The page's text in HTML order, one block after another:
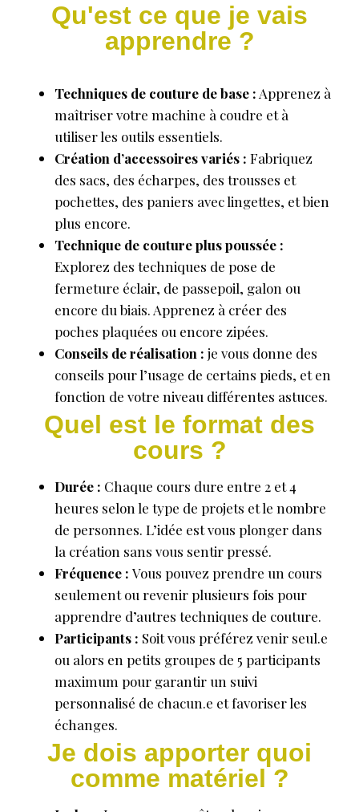
Qu'est ce que je vais
apprendre ?
Techniques de couture de base : Apprenez à
maîtriser votre machine à coudre et à
utiliser les outils essentiels.
Création d’accessoires variés : Fabriquez
des sacs, des écharpes, des trousses et
pochettes, des paniers avec lingettes, et bien
plus encore.
Technique de couture plus poussée :
Explorez des techniques de pose de
fermeture éclair, de passepoil, galon ou
encore du biais. Apprenez à créer des
poches plaquées ou encore zipées.
Conseils de réalisation : je vous donne des
conseils pour l’usage de certains pieds, et en
fonction de votre niveau différentes astuces.
Quel est le format des
cours ?
Durée : Chaque cours dure entre 2 et 4
heures selon le type de projets et le nombre
de personnes. L’idée est vous plonger dans
la création sans vous sentir pressé.
Fréquence : Vous pouvez prendre un cours
seulement ou revenir plusieurs fois pour
apprendre d’autres techniques de couture.
Participants : Soit vous préférez venir seul.e
ou alors en petits groupes de 5 participants
maximum pour garantir un suivi
personnalisé de chacun.e et favoriser les
échanges.
Je dois apporter quoi
comme matériel ?